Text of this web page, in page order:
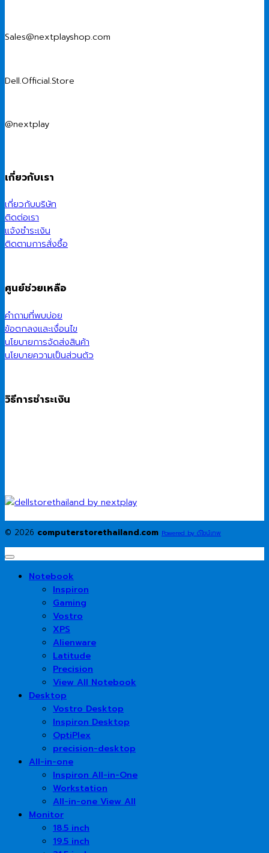
Sales@nextplayshop.com
Dell.Official.Store
@nextplay
เกี่ยวกับเรา
เกี่ยวกับบริษัท
ติดต่อเรา
แจ้งชำระเงิน
ติดตามการสั่งซื้อ
ศูนย์ช่วยเหลือ
คำถามที่พบบ่อย
ข้อตกลงและเงื่อนไข
นโยบายการจัดส่งสินค้า
นโยบายความเป็นส่วนตัว
วิธีการชำระเงิน
© 2026 computerstorethailand.com Powered by ดีไซน์เทพ
Notebook
Inspiron
Gaming
Vostro
XPS
Alienware
Latitude
Precision
View All Notebook
Desktop
Vostro Desktop
Inspiron Desktop
OptiPlex
precision-desktop
All-in-one
Inspiron All-in-One
Workstation
All-in-one View All
Monitor
18.5 inch
19.5 inch